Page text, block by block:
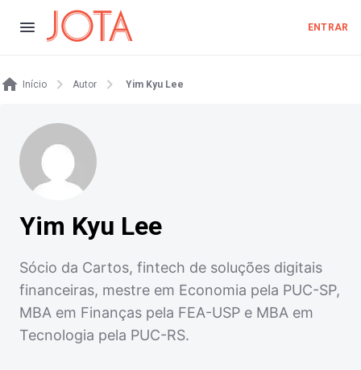
ENTRAR
Início Autor Yim Kyu Lee
Yim Kyu Lee
Sócio da Cartos, fintech de soluções digitais
financeiras, mestre em Economia pela PUC-SP,
MBA em Finanças pela FEA-USP e MBA em
Tecnologia pela PUC-RS.